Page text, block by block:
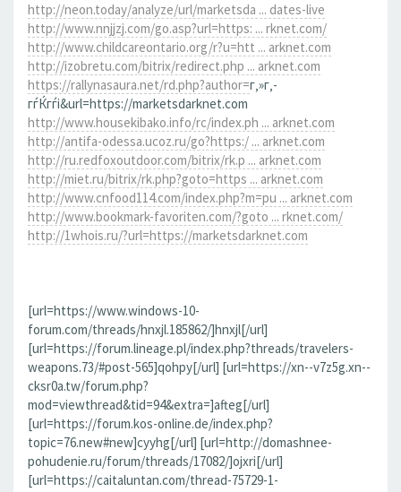
http://neon.today/analyze/url/marketsda ... dates-live
http://www.nnjjzj.com/go.asp?url=https: ... rknet.com/
http://www.childcareontario.org/r?u=htt ... arknet.com
http://izobretu.com/bitrix/redirect.php ... arknet.com
https://rallynasaura.net/rd.php?author=г‚»г‚­
гѓЌгѓі&url=https://marketsdarknet.com
http://www.housekibako.info/rc/index.ph ... arknet.com
http://antifa-odessa.ucoz.ru/go?https:/ ... arknet.com
http://ru.redfoxoutdoor.com/bitrix/rk.p ... arknet.com
http://miet.ru/bitrix/rk.php?goto=https ... arknet.com
http://www.cnfood114.com/index.php?m=pu ... arknet.com
http://www.bookmark-favoriten.com/?goto ... rknet.com/
http://1whois.ru/?url=https://marketsdarknet.com
[url=https://www.windows-10-
forum.com/threads/hnxjl.185862/]hnxjl[/url]
[url=https://forum.lineage.pl/index.php?threads/travelers-
weapons.73/#post-565]qohpy[/url] [url=https://xn--v7z5g.xn--
cksr0a.tw/forum.php?
mod=viewthread&tid=94&extra=]afteg[/url]
[url=https://forum.kos-online.de/index.php?
topic=76.new#new]cyyhg[/url] [url=http://domashnee-
pohudenie.ru/forum/threads/17082/]ojxri[/url]
[url=https://caitaluntan.com/thread-75729-1-